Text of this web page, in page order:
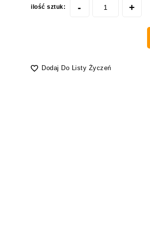
ilość sztuk:
Dodaj Do Listy Życzeń